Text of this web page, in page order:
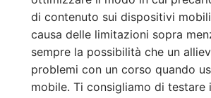
di contenuto sui dispositivi
causa delle limitazioni sopra
sempre la possibilità che un
problemi con un corso quando
mobile. Ti consigliamo di testare